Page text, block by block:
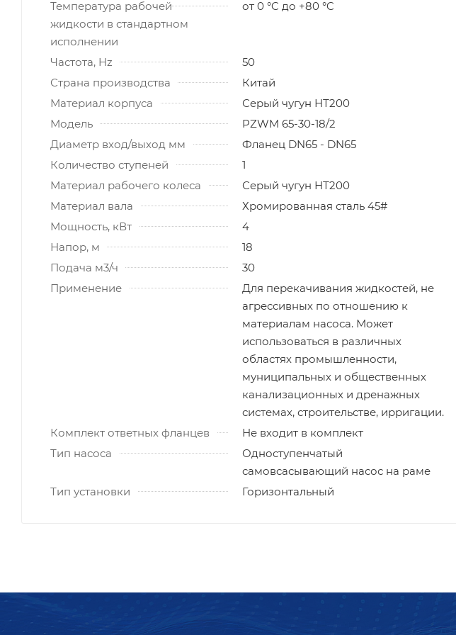
Температура рабочей
жидкости в стандартном
исполнении
от 0 °C до +80 °C
Частота, Hz
50
Страна производства
Китай
Материал корпуса
Серый чугун НТ200
Модель
PZWM 65-30-18/2
Диаметр вход/выход мм
Фланец DN65 - DN65
Количество ступеней
1
Материал рабочего колеса
Серый чугун НТ200
Материал вала
Хромированная сталь 45#
Мощность, кВт
4
Напор, м
18
Подача м3/ч
30
Применение
Для перекачивания жидкостей, не
агрессивных по отношению к
материалам насоса. Может
использоваться в различных
областях промышленности,
муниципальных и общественных
канализационных и дренажных
системах, строительстве, ирригации.
Комплект ответных фланцев
Не входит в комплект
Тип насоса
Одноступенчатый
самовсасывающий насос на раме
Тип установки
Горизонтальный